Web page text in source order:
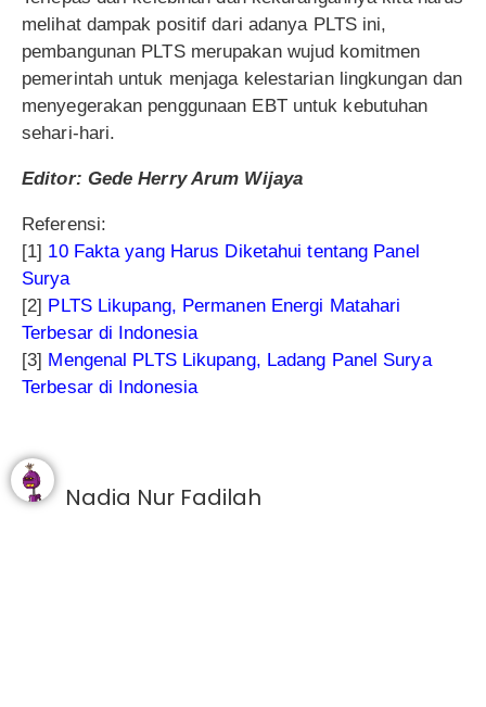
melihat dampak positif dari adanya PLTS ini,
pembangunan PLTS merupakan wujud komitmen
pemerintah untuk menjaga kelestarian lingkungan dan
menyegerakan penggunaan EBT untuk kebutuhan
sehari-hari.
Editor: Gede Herry Arum Wijaya
Referensi:
[1] 10 Fakta yang Harus Diketahui tentang Panel
Surya
[2] PLTS Likupang, Permanen Energi Matahari
Terbesar di Indonesia
[3] Mengenal PLTS Likupang, Ladang Panel Surya
Terbesar di Indonesia
Nadia Nur Fadilah